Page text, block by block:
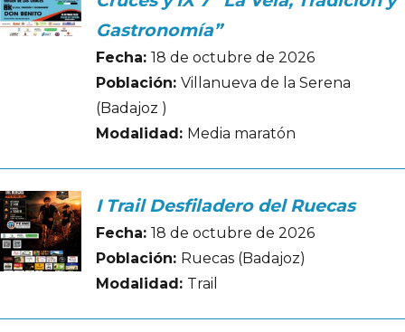
Gastronomía”
Fecha: 18 de octubre de 2026
Población: Villanueva de la Serena
(Badajoz )
Modalidad: Media maratón
I Trail Desfiladero del Ruecas
Fecha: 18 de octubre de 2026
Población: Ruecas (Badajoz)
Modalidad: Trail